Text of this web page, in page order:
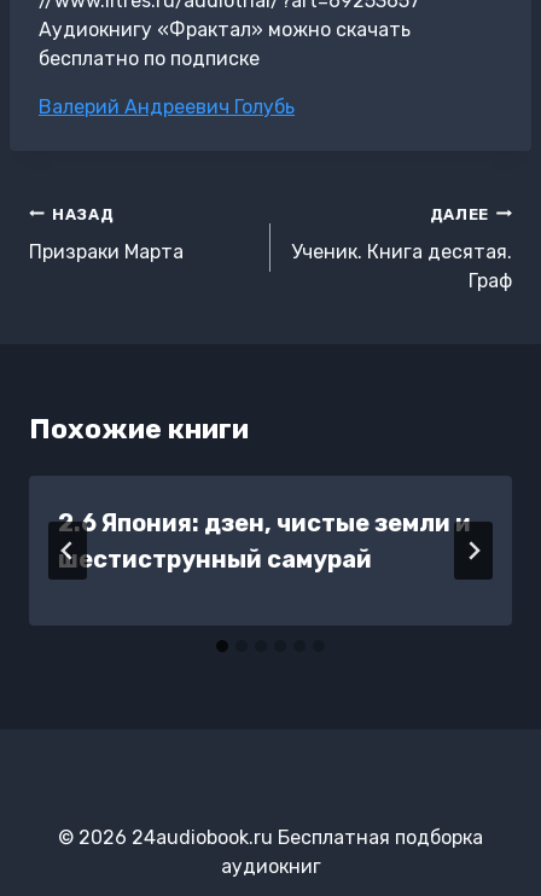
Аудиокнигу «Фрактал» можно скачать
бесплатно по подписке
Метки
Валерий Андреевич Голубь
Навигация
по
НАЗАД
Призраки Марта
ДАЛЕЕ
Ученик. Книга десятая.
Граф
Похожие книги
2.6 Япония: дзен, чистые земли и
шестиструнный самурай
© 2026 24audiobook.ru Бесплатная подборка
аудиокниг